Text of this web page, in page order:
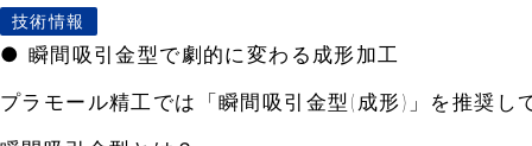
技術情報
● 瞬間吸引金型で劇的に変わる成形加工
プラモール精工では「瞬間吸引金型(成形)」を推奨し